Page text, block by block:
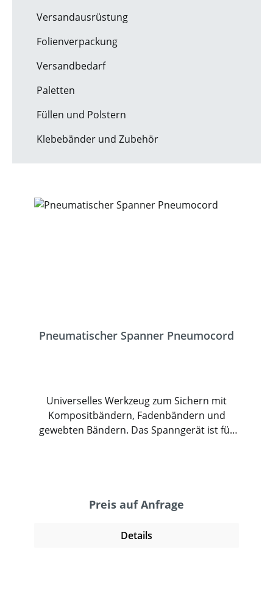
Versandausrüstung
Folienverpackung
Versandbedarf
Paletten
Füllen und Polstern
Klebebänder und Zubehör
Pneumatischer Spanner Pneumocord
Universelles Werkzeug zum Sichern mit
Kompositbändern, Fadenbändern und
gewebten Bändern. Das Spanngerät ist für
Umreifen. Das pneumatische Werkzeug ist
verfügt über eine integrierte Schneideinheit.
Preis auf Anfrage
Details